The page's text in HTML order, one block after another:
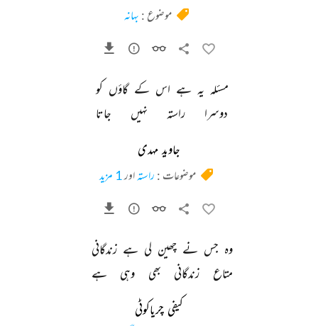
موضوع : بہانہ
مسئلہ یہ ہے اس کے گاؤں کو
دوسرا
راستہ نہیں جاتا
جاوید مہدی
موضوعات : راستہاور1 مزید
وہ جس نے چھین لی ہے زندگانی
متاع
زندگانی بھی وہی ہے
کیفی چریاکوٹی